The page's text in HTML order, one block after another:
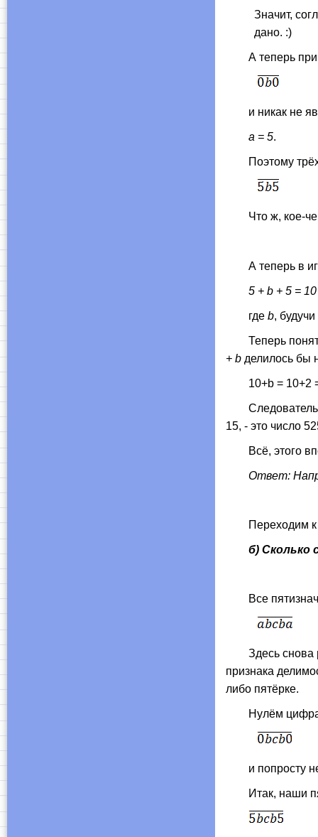
Значит,
дано. :)
А теперь
и никак не
а = 5.
Поэтому
Что ж, кое-
А теперь в
5 + b + 5 =
где b, будучи
Теперь
+ bделилось бы
10+b = 10+2 =
15, - это число
Всё, этого
Ответ:
Переходим к
б) Сколько
Все
Здесь снова
признака
либо пятёрке.
Нулём
и попросту не
Итак, наши